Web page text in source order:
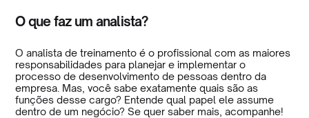
O que faz um analista?
O analista de treinamento é o profissional com as maiores
responsabilidades para planejar e implementar o
processo de desenvolvimento de pessoas dentro da
empresa. Mas, você sabe exatamente quais são as
funções desse cargo? Entende qual papel ele assume
dentro de um negócio? Se quer saber mais, acompanhe!